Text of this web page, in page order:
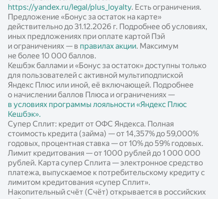
https://yandex.ru/legal/plus_loyalty. Есть ограничения.
Предложение «Бонус за остаток на карте»
действительно до 31.12.2026 г. Подробнее об условиях,
иных предложениях при оплате картой Пэй
и ограничениях — в правилах акции. Максимум
не более 10 000 баллов.
Кешбэк баллами и «Бонус за остаток» доступны только
для пользователей с активной мультиподпиской
Яндекс Плюс или иной, её включающей. Подробнее
о начислении баллов Плюса и ограничениях —
в условиях программы лояльности «Яндекс Плюс
Кешбэк».
Супер Сплит: кредит от ОФС Яндекса. Полная
стоимость кредита (займа) — от 14,357% до 59,000%
годовых, процентная ставка — от 10% до 59% годовых.
Лимит кредитования — от 1000 рублей до 1 000 000
рублей. Карта супер Сплита — электронное средство
платежа, выпускаемое к потребительскому кредиту с
лимитом кредитования «супер Сплит».
Накопительный счёт (Счёт) открывается в российских